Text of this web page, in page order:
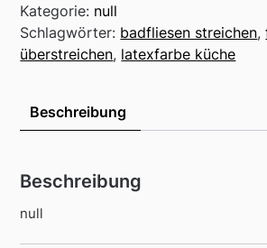
Kategorie: null
Schlagwörter: badfliesen streichen,
überstreichen, latexfarbe küche
Beschreibung
Beschreibung
null